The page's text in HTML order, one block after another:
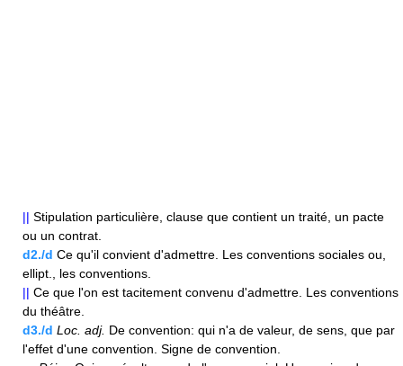
|| Stipulation particulière, clause que contient un traité, un pacte
ou un contrat.
d2./d Ce qu'il convient d'admettre. Les conventions sociales ou,
ellipt., les conventions.
|| Ce que l'on est tacitement convenu d'admettre. Les conventions
du théâtre.
d3./d Loc. adj. De convention: qui n'a de valeur, de sens, que par
l'effet d'une convention. Signe de convention.